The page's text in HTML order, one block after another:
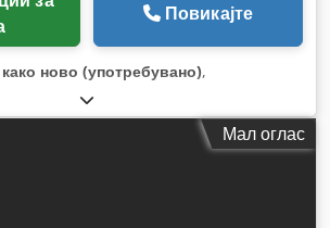
Повикајте
ново (употребувано),
Мал оглас